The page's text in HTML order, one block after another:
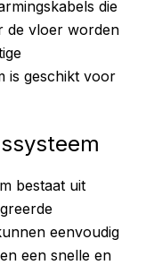
die
de vloer worden
is geschikt voor
bestaat uit
eenvoudig
een snelle en